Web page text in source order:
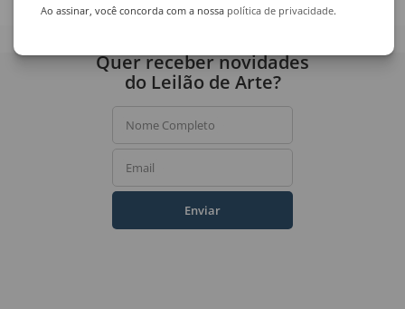
Ao assinar, você concorda com a nossa política de privacidade.
Quer receber novidades
do Leilão de Arte?
Nome Completo
Email
Enviar